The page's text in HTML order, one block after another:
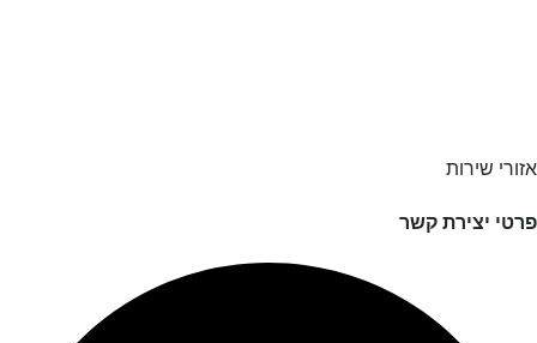
אזורי שירות
פרטי יצירת קשר